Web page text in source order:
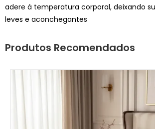
adere à temperatura corporal, deixando
leves e aconchegantes
Produtos Recomendados